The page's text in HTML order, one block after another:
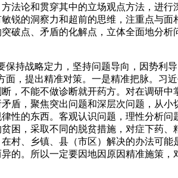
法论和贯穿其中的立场观点方法，进行
锐的洞察力和超前的思维，注重点与面
破点、矛盾的化解点，立体全面地分析
保持战略定力，坚持问题导向，因势利
，提出精准对策。一是精准把脉。习
，不能不做诊断就开药方。对在调研中
盾，聚焦突出问题和深层次问题，从小
性的东西。客观认识问题，理性分析问
困，采取不同的脱贫措施，对症下药、
村、乡镇、县（市区）解决的办法可能
的。所以一定要因地因原因精准施策，